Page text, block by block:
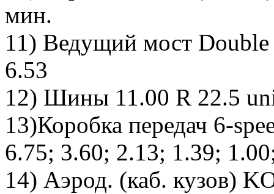
мин.
11) Ведущий мост
6.53
12) Шины 11.00 R 22.5
13)Коробка передач 6-
6.75; 3.60; 2.13; 1.39;
14) Аэрод. (каб. кузов)